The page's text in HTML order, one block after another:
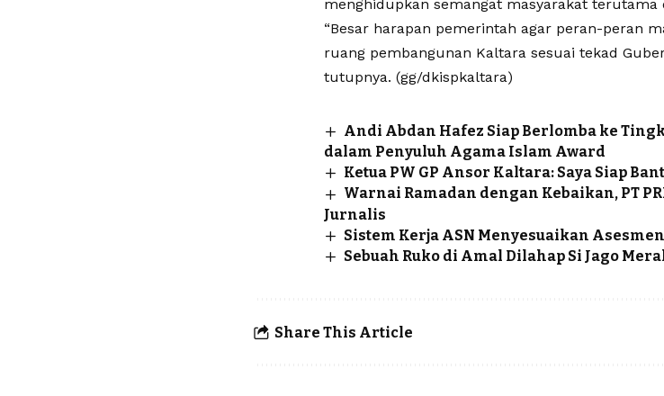
menghidupkan semangat masyarakat terutama
“Besar harapan pemerintah agar peran-peran
ruang pembangunan Kaltara sesuai tekad
tutupnya. (gg/dkispkaltara)
Andi Abdan Hafez Siap Berlomba ke
dalam Penyuluh Agama Islam Award
Ketua PW GP Ansor Kaltara: Saya Siap
Warnai Ramadan dengan Kebaikan, PT
Jurnalis
Sistem Kerja ASN Menyesuaikan
Sebuah Ruko di Amal Dilahap Si Jago
Share This Article